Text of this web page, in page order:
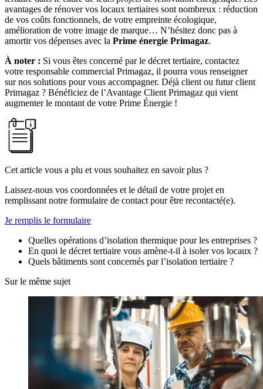
avantages de rénover vos locaux tertiaires sont nombreux : réduction
de vos coûts fonctionnels, de votre empreinte écologique,
amélioration de votre image de marque… N’hésitez donc pas à
amortir vos dépenses avec la Prime énergie Primagaz.
À noter : Si vous êtes concerné par le décret tertiaire, contactez
votre responsable commercial Primagaz, il pourra vous renseigner
sur nos solutions pour vous accompagner. Déjà client ou futur client
Primagaz ? Bénéficiez de l’Avantage Client Primagaz qui vient
augmenter le montant de votre Prime Énergie !
Cet article vous a plu et vous souhaitez en savoir plus ?
Laissez-nous vos coordonnées et le détail de votre projet en
remplissant notre formulaire de contact pour être recontacté(e).
Je remplis le formulaire
Quelles opérations d’isolation thermique pour les entreprises ?
En quoi le décret tertiaire vous amène-t-il à isoler vos locaux ?
Quels bâtiments sont concernés par l’isolation tertiaire ?
Sur le même sujet